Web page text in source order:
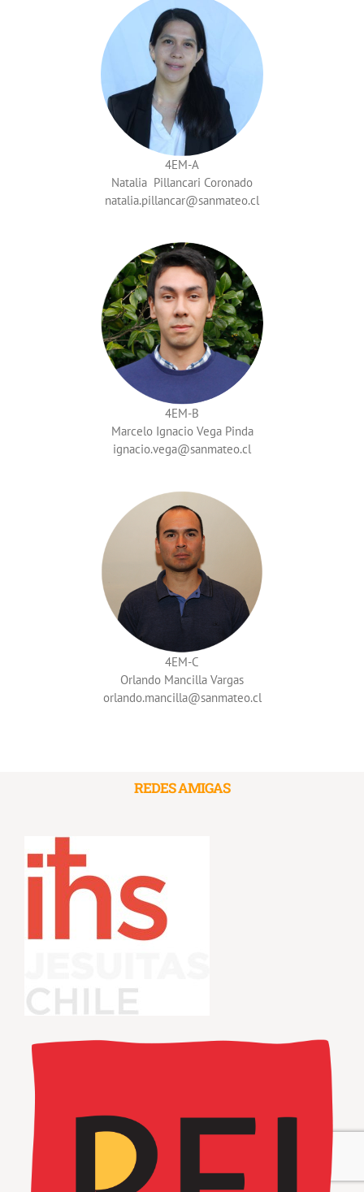
4EM-A
Natalia Pillancari Coronado
natalia.pillancar
4EM-B
Marcelo Ignacio Vega Pinda
ignacio.vega
4EM-C
Orlando Mancilla Vargas
orlando.mancilla
REDES AMIGAS